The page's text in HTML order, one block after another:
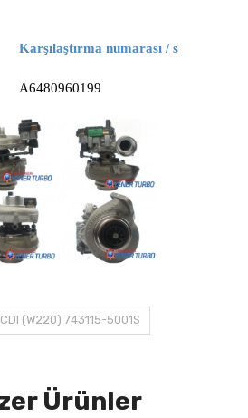
Karşılaştırma numarası / s
A6480960199
(W220) 743115-5001S
Ürünler